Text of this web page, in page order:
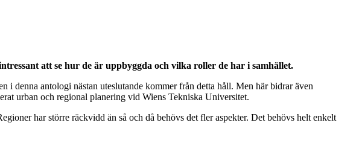
att se hur de är uppbyggda och vilka roller de har i samhället.
i denna antologi nästan uteslutande kommer från detta håll. Men här bidrar även
urban och regional planering vid Wiens Tekniska Universitet.
har större räckvidd än så och då behövs det fler aspekter. Det behövs helt enkelt